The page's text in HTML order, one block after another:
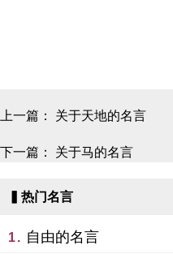
上一篇： 关于天地的名言
下一篇： 关于马的名言
▍热门名言
1. 自由的名言